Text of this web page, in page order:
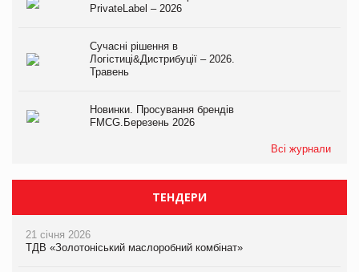
PrivateLabel – 2026
Сучасні рішення в
Логістиці&Дистрибуції – 2026.
Травень
Новинки. Просування брендів
FMCG.Березень 2026
Всі журнали
ТЕНДЕРИ
21 січня 2026
ТДВ «Золотоніський маслоробний комбінат»